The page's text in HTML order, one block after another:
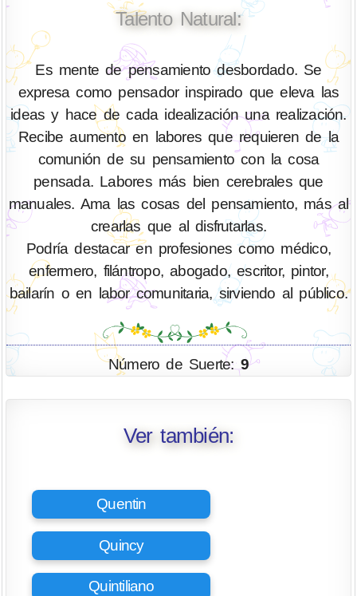
Talento Natural:
Es mente de pensamiento desbordado. Se
expresa como pensador inspirado que eleva las
ideas y hace de cada idealización una realización.
Recibe aumento en labores que requieren de la
comunión de su pensamiento con la cosa
pensada. Labores más bien cerebrales que
manuales. Ama las cosas del pensamiento, más al
crearlas que al disfrutarlas.
Podría destacar en profesiones como médico,
enfermero, filántropo, abogado, escritor, pintor,
bailarín o en labor comunitaria, sirviendo al público.
Número de Suerte: 9
Ver también:
Quentin
Quincy
Quintiliano